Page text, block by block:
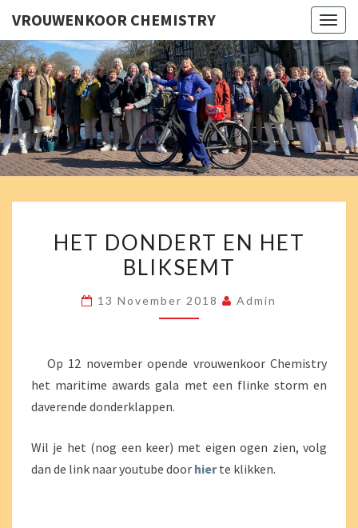
VROUWENKOOR CHEMISTRY
Chemistry
Zingt En
Swingt!
DONDERT
EN
BLIKSEMT
HET DONDERT EN HET
BLIKSEMT
13 November 2018 Admin
Op 12 november opende vrouwenkoor Chemistry
het maritime awards gala met een flinke storm en
daverende donderklappen.
Wil je het (nog een keer) met eigen ogen zien, volg
dan de link naar youtube door hier te klikken.